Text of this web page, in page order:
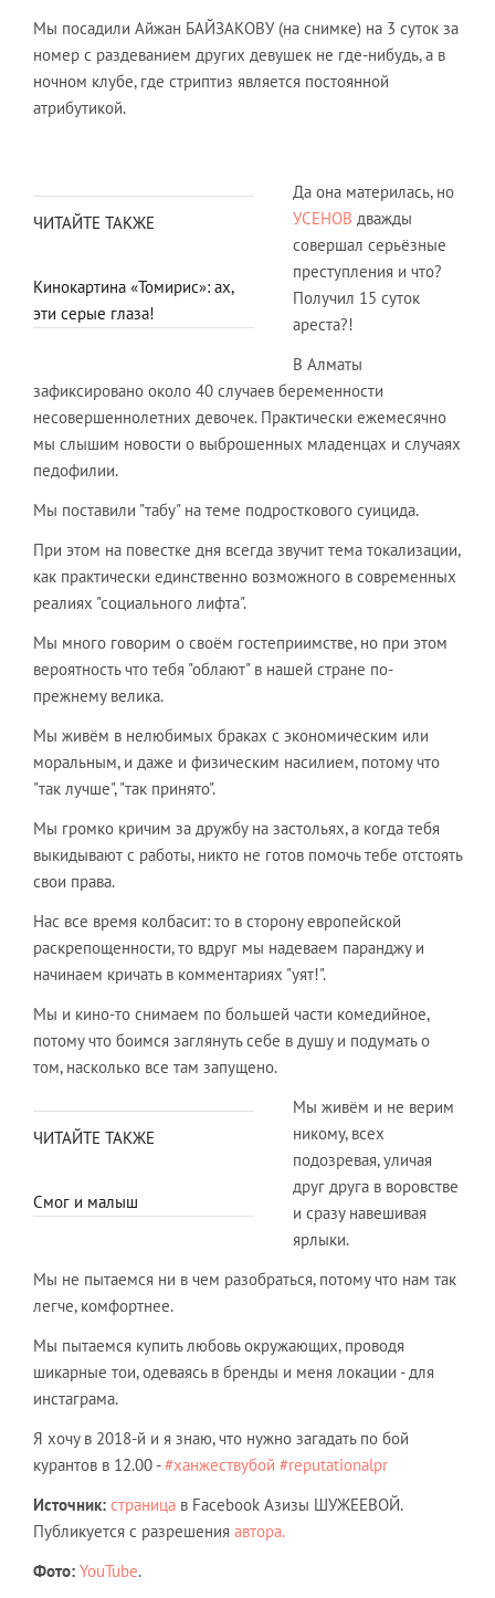
Мы посадили Айжан БАЙЗАКОВУ (на снимке) на 3 суток за
номер с раздеванием других девушек не где-нибудь, а в
ночном клубе, где стриптиз является постоянной
атрибутикой.
ЧИТАЙТЕ ТАКЖЕ
Кинокартина «Томирис»: ах,
эти серые глаза!
Да она материлась, но
УСЕНОВ дважды
совершал серьёзные
преступления и что?
Получил 15 суток
ареста?!
В Алматы
зафиксировано около 40 случаев беременности
несовершеннолетних девочек. Практически ежемесячно
мы слышим новости о выброшенных младенцах и случаях
педофилии.
Мы поставили "табу" на теме подросткового суицида.
При этом на повестке дня всегда звучит тема токализации,
как практически единственно возможного в современных
реалиях "социального лифта".
Мы много говорим о своём гостеприимстве, но при этом
вероятность что тебя "облают" в нашей стране по-
прежнему велика.
Мы живём в нелюбимых браках с экономическим или
моральным, и даже и физическим насилием, потому что
"так лучше", "так принято".
Мы громко кричим за дружбу на застольях, а когда тебя
выкидывают с работы, никто не готов помочь тебе отстоять
свои права.
Нас все время колбасит: то в сторону европейской
раскрепощенности, то вдруг мы надеваем паранджу и
начинаем кричать в комментариях "уят!".
Мы и кино-то снимаем по большей части комедийное,
потому что боимся заглянуть себе в душу и подумать о
том, насколько все там запущено.
ЧИТАЙТЕ ТАКЖЕ
Смог и малыш
Мы живём и не верим
никому, всех
подозревая, уличая
друг друга в воровстве
и сразу навешивая
ярлыки.
Мы не пытаемся ни в чем разобраться, потому что нам так
легче, комфортнее.
Мы пытаемся купить любовь окружающих, проводя
шикарные тои, одеваясь в бренды и меня локации - для
инстаграма.
Я хочу в 2018-й и я знаю, что нужно загадать по бой
курантов в 12.00 -#ханжествубой #reputationalpr
Источник: страница в Facebook Азизы ШУЖЕЕВОЙ.
Публикуется с разрешения автора.
Фото: YouTube.